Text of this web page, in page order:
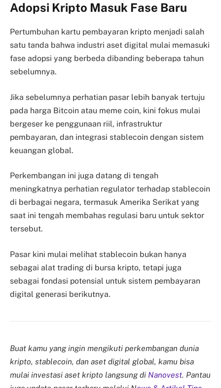
Adopsi Kripto Masuk Fase Baru
Pertumbuhan kartu pembayaran kripto menjadi salah
satu tanda bahwa industri aset digital mulai memasuki
fase adopsi yang berbeda dibanding beberapa tahun
sebelumnya.
Jika sebelumnya perhatian pasar lebih banyak tertuju
pada harga Bitcoin atau meme coin, kini fokus mulai
bergeser ke penggunaan riil, infrastruktur
pembayaran, dan integrasi stablecoin dengan sistem
keuangan global.
Perkembangan ini juga datang di tengah
meningkatnya perhatian regulator terhadap stablecoin
di berbagai negara, termasuk Amerika Serikat yang
saat ini tengah membahas regulasi baru untuk sektor
tersebut.
Pasar kini mulai melihat stablecoin bukan hanya
sebagai alat trading di bursa kripto, tetapi juga
sebagai fondasi potensial untuk sistem pembayaran
digital generasi berikutnya.
Buat kamu yang ingin mengikuti perkembangan dunia
kripto, stablecoin, dan aset digital global, kamu bisa
mulai investasi aset kripto langsung di Nanovest. Pantau